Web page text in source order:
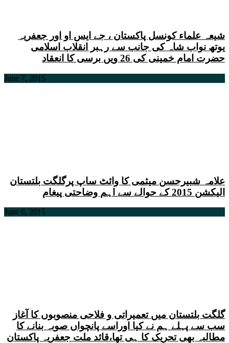
شیعہ علماء کونسل پاکستان ، جے ایس او اور جعفریہ
یوتھ نواب شاہ کی جانب سے رہبر انقلاب اسلامی
حضرت امام خمینی کی 26 ویں برسی کا انعقاد
June 7, 2015
علامہ شبیرحسن میثمی کا وائٹ ساپ پرگلگت بلتستان
الیکشن 2015 کے حوالے سے اہم وضاحتی پیغام
June 6, 2015
گلگت بلتستان میں تعمیراتی و فلاحی منصوبوں کا آغاز
سب سے پہلے ہم نے کیا اوراسے پانچواں صوبہ بنانے کا
مطالبہ بھی تحریک کا ہی تھا،قائد ملت جعفریہ پاکستان